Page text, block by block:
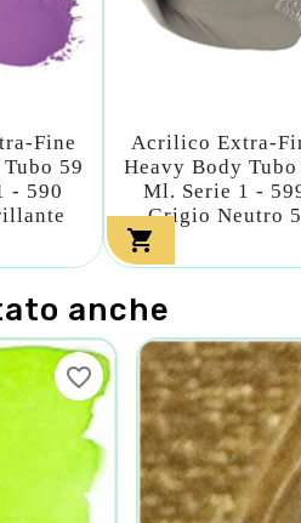
Fine
59
- 590
Acrilico Extra-
Heavy Body Tubo
Ml. Serie 1 -
Grigio Neutro 5

anche
favorite_border